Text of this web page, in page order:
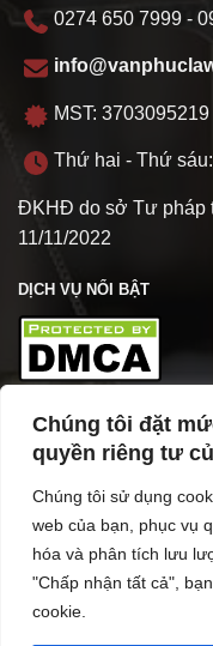
Chúng tôi đặt
quyền riêng tư
Chúng tôi sử dụng
web của bạn, phục vụ
hóa và phân tích lưu
"Chấp nhận tất cả",
cookie.
0274 650 7999 -
MST: 3703095219
Thứ hai - Thứ
ĐKHĐ do sở Tư pháp
11/11/2022
DỊCH VỤ NỔI BẬT
TÌM HIỂU VỀ VPL